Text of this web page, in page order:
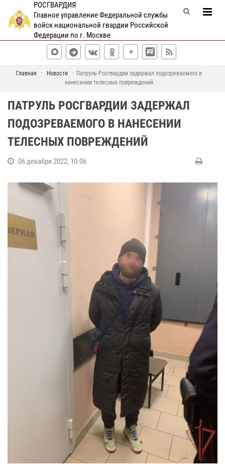
РОСГВАРДИЯ
Главное управление Федеральной службы
войск национальной гвардии Российской
Федерации по г. Москве
Главная Новости
Патруль Росгвардии задержал подозреваемого в
нанесении телесных повреждений
ПАТРУЛЬ РОСГВАРДИИ ЗАДЕРЖАЛ
ПОДОЗРЕВАЕМОГО В НАНЕСЕНИИ
ТЕЛЕСНЫХ ПОВРЕЖДЕНИЙ
06 декабря 2022, 10:06